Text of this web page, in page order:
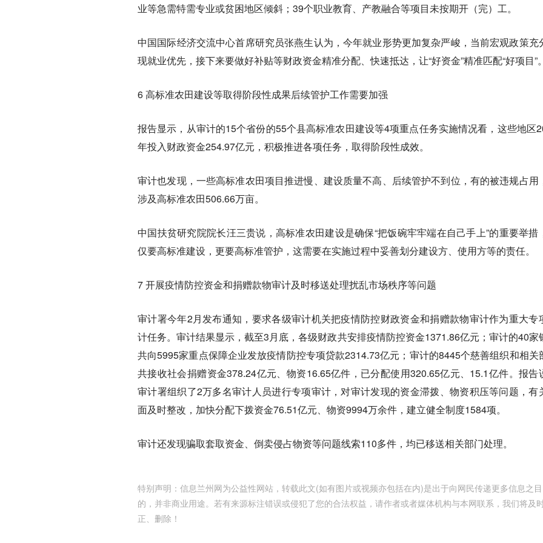
业等急需特需专业或贫困地区倾斜；39个职业教育、产教融合等项目未按期开（完）工。
中国国际经济交流中心首席研究员张燕生认为，今年就业形势更加复杂严峻，当前宏观政策充
现就业优先，接下来要做好补贴等财政资金精准分配、快速抵达，让“好资金”精准匹配“好项目”。
6 高标准农田建设等取得阶段性成果后续管护工作需要加强
报告显示，从审计的15个省份的55个县高标准农田建设等4项重点任务实施情况看，这些地区
年投入财政资金254.97亿元，积极推进各项任务，取得阶段性成效。
审计也发现，一些高标准农田项目推进慢、建设质量不高、后续管护不到位，有的被违规占用
涉及高标准农田506.66万亩。
中国扶贫研究院院长汪三贵说，高标准农田建设是确保“把饭碗牢牢端在自己手上”的重要举措
仅要高标准建设，更要高标准管护，这需要在实施过程中妥善划分建设方、使用方等的责任。
7 开展疫情防控资金和捐赠款物审计及时移送处理扰乱市场秩序等问题
审计署今年2月发布通知，要求各级审计机关把疫情防控财政资金和捐赠款物审计作为重大专
计任务。审计结果显示，截至3月底，各级财政共安排疫情防控资金1371.86亿元；审计的40家
共向5995家重点保障企业发放疫情防控专项贷款2314.73亿元；审计的8445个慈善组织和相关
共接收社会捐赠资金378.24亿元、物资16.65亿件，已分配使用320.65亿元、15.1亿件。报告
审计署组织了2万多名审计人员进行专项审计，对审计发现的资金滞拨、物资积压等问题，有
面及时整改，加快分配下拨资金76.51亿元、物资9994万余件，建立健全制度1584项。
审计还发现骗取套取资金、倒卖侵占物资等问题线索110多件，均已移送相关部门处理。
特别声明：信息兰州网为公益性网站，转载此文(如有图片或视频亦包括在内)是出于向网民传递更多信息之目
的，并非商业用途。若有来源标注错误或侵犯了您的合法权益，请作者或者媒体机构与本网联系，我们将及
正、删除！